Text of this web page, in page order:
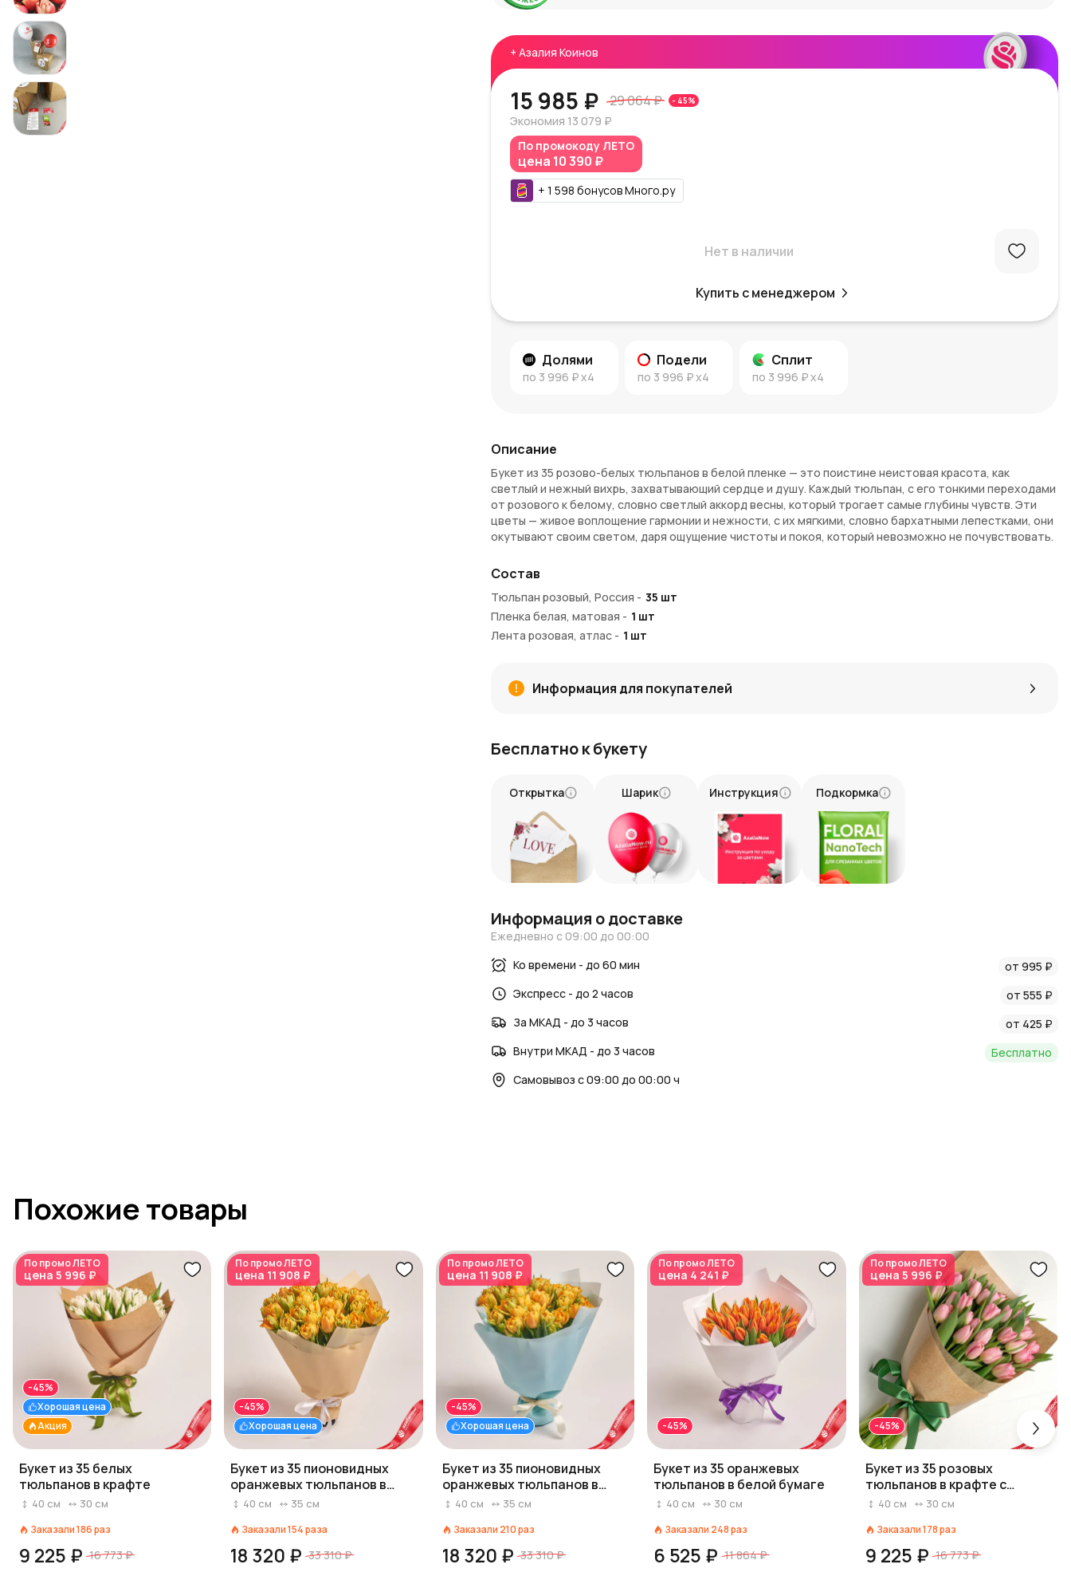
+ Азалия Коинов
15 985 ₽ 29 064 ₽ - 45%
Экономия 13 079 ₽
По промокоду ЛЕТО
цена 10 390 ₽
+ 1 598 бонусовМного.ру
Нет в наличии
Купить с менеджером
Долями
по 3 996 ₽x4
Подели
по 3 996 ₽x4
Сплит
по 3 996 ₽x4
Описание
Букет из 35 розово-белых тюльпанов в белой пленке — это поистине неистовая красота, как
светлый и нежный вихрь, захватывающий сердце и душу. Каждый тюльпан, с его тонкими переходами
от розового к белому, словно светлый аккорд весны, который трогает самые глубины чувств. Эти
цветы — живое воплощение гармонии и нежности, с их мягкими, словно бархатными лепестками, они
окутывают своим светом, даря ощущение чистоты и покоя, который невозможно не почувствовать.
луч, что освещает этот мир. Она словно создаёт волшебный ореол вокруг цветов, подчеркивая их
невероятную утонченность и стиль. Это сочетание розово-белых оттенков, заключённых в белую
пленку, дарит ощущение невесомости, как лёгкая мечта, которая постепенно раскрывает свои
тайны.
пробуждать самые светлые и яркие эмоции.
волшебства.
Условия покупки и доставки:
Только самые свежие и качественные тюльпаны, выращенные с любовью и вниманием.
Быстрая доставка, чтобы сохранить свежесть и магию каждого цветка.
Удобное оформление и надёжная доставка на любой адрес.
Состав
Тюльпан розовый, Россия - 35 шт
Пленка белая, матовая - 1 шт
Лента розовая, атлас - 1 шт
Информация для покупателей
Бесплатно к букету
Открытка Шарик Инструкция Подкормка
Информация о доставке
Ежедневно с 09:00 до 00:00
Ко времени - до 60 мин
от 995 ₽
Экспресс - до 2 часов
от 555 ₽
За МКАД - до 3 часов
от 425 ₽
Внутри МКАД - до 3 часов
Бесплатно
Самовывоз с 09:00 до 00:00 ч
Похожие товары
По промоЛЕТО
цена 5 996 ₽
Акция
Хорошая цена
-45%
Букет из 35 белых
тюльпанов в крафте
40 см 30 см
Заказали186раз
9 225 ₽ 16 773 ₽
По промоЛЕТО
цена 11 908 ₽
Хорошая цена
-45%
Букет из 35 пионовидных
оранжевых тюльпанов в
пленке
40 см 35 см
Заказали154раза
18 320 ₽ 33 310 ₽
По промоЛЕТО
цена 11 908 ₽
Хорошая цена
-45%
Букет из 35 пионовидных
оранжевых тюльпанов в
голубой пленке
40 см 35 см
Заказали 210раз
18 320 ₽ 33 310 ₽
По промоЛЕТО
цена 4 241 ₽
-45%
Букет из 35 оранжевых
тюльпанов в белой бумаге
40 см 30 см
Заказали 248раз
6 525 ₽ 11 864 ₽
По промоЛЕТО
цена 5 996 ₽
-45%
Букет из 35 розовых
тюльпанов в крафте с
зеленой лентой
40 см 30 см
Заказали178раз
9 225 ₽ 16 773 ₽